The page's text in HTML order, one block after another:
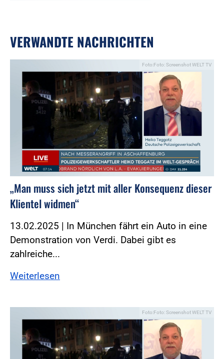
VERWANDTE NACHRICHTEN
Foto:Foto: Screenshot WELT TV
„Man muss sich jetzt mit aller Konsequenz dieser
Klientel widmen“
13.02.2025 | In München fährt ein Auto in eine
Demonstration von Verdi. Dabei gibt es
zahlreiche...
Weiterlesen
Foto:Foto: Screenshot WELT TV